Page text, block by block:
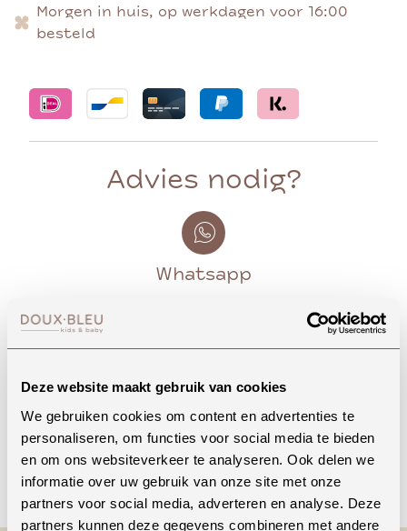
Deze website maakt gebruik van cookies
We gebruiken cookies om content en advertenties te
personaliseren, om functies voor social media te bieden
en om ons websiteverkeer te analyseren. Ook delen we
informatie over uw gebruik van onze site met onze
partners voor social media, adverteren en analyse. Deze
partners kunnen deze gegevens combineren met andere
Morgen in huis, op werkdagen voor 16:00
besteld
Advies nodig?
Whatsapp
Bekijk openingstijden
Bellen